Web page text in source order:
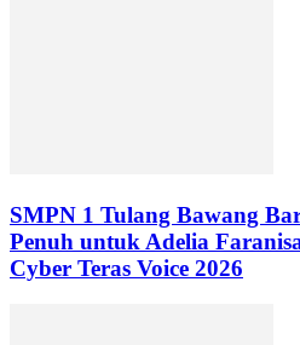
SMPN 1 Tulang Bawang
Penuh untuk Adelia
Cyber Teras Voice 2026